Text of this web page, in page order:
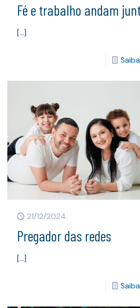
Fé e trabalho andam
[…]
21/12/2024
Pregador das redes
[…]